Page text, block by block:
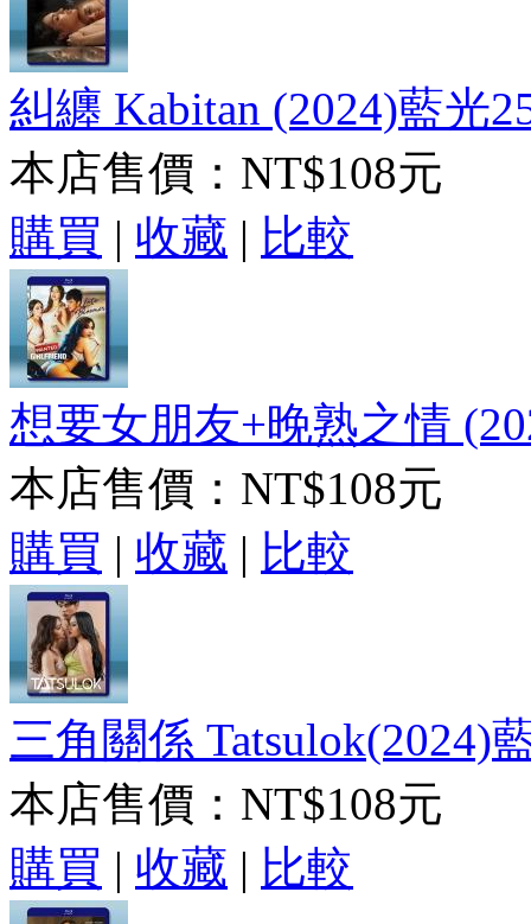
糾纏 Kabitan (2024)藍光
本店售價： NT$108元
購買 | 收藏 | 比較
想要女朋友+晚熟之情
本店售價： NT$108元
購買 | 收藏 | 比較
三角關係 Tatsulok(2024)
本店售價： NT$108元
購買 | 收藏 | 比較